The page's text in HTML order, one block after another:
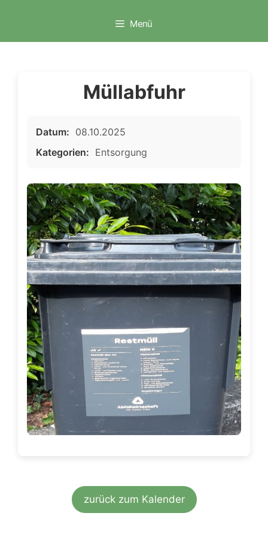
Menü
Müllabfuhr
Datum: 08.10.2025
Kategorien: Entsorgung
zurück zum Kalender